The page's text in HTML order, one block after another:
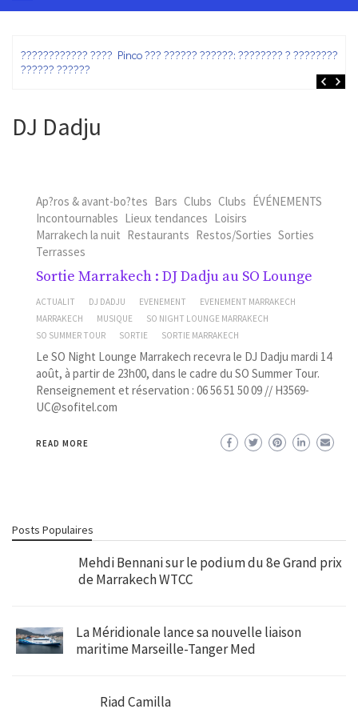
???????????? ???? Pinco ??? ?????? ??????: ???????? ? ???????? ?
?????? ??????
DJ Dadju
Ap?ros & avant-bo?tes Bars Clubs Clubs ÉVÉNEMENTS
Incontournables Lieux tendances Loisirs
Marrakech la nuit Restaurants Restos/Sorties Sorties
Terrasses
Sortie Marrakech : DJ Dadju au SO Lounge
ACTUALIT DJ DADJU EVENEMENT
EVENEMENT MARRAKECH
MARRAKECH
MUSIQUE
SO NIGHT LOUNGE MARRAKECH
SO SUMMER TOUR
SORTIE SORTIE MARRAKECH
Le SO Night Lounge Marrakech recevra le DJ Dadju mardi 14
août, à partir de 23h00, dans le cadre du SO Summer Tour.
Renseignement et réservation : 06 56 51 50 09 // H3569-
UC@sofitel.com
READ MORE
Posts Populaires
Mehdi Bennani sur le podium du 8e Grand prix
de Marrakech WTCC
La Méridionale lance sa nouvelle liaison
maritime Marseille-Tanger Med
Riad Camilla